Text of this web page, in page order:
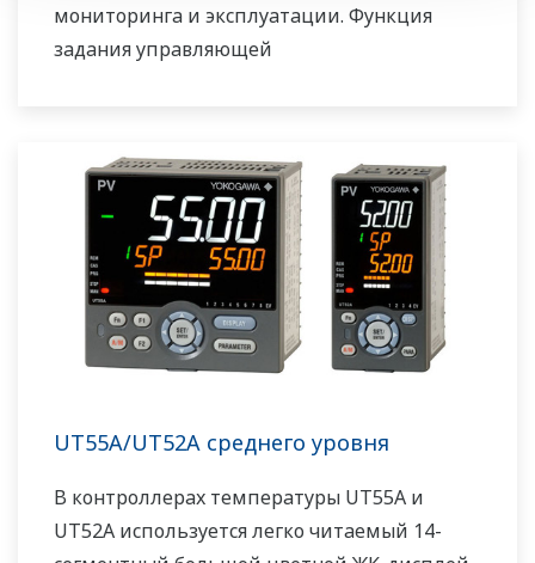
мониторинга и эксплуатации. Функция
задания управляющей
контроллера помогает сэкономить место на
приборной панели. UT35A/UT32A также
поддерживает открытые сети, такие как
связь Ethernet.
UT55A/UT52A среднего уровня
В контроллерах температуры UT55A и
UT52A используется легко читаемый 14-